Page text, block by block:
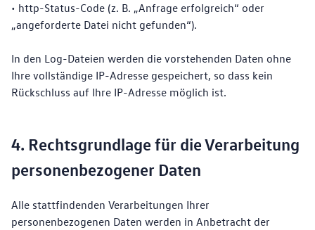
• http-Status-Code (z. B. „Anfrage erfolgreich“ oder
„angeforderte Datei nicht gefunden“).
In den Log-Dateien werden die vorstehenden Daten ohne
Ihre vollständige IP-Adresse gespeichert, so dass kein
Rückschluss auf Ihre IP-Adresse möglich ist.
4. Rechtsgrundlage für die Verarbeitung
personenbezogener Daten
Alle stattfindenden Verarbeitungen Ihrer
personenbezogenen Daten werden in Anbetracht der